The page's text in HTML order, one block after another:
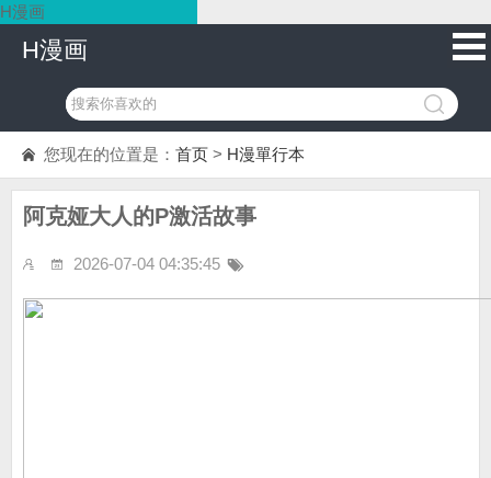
H漫画
H漫画
您现在的位置是： 首页 > H漫單行本
阿克娅大人的P激活故事
2026-07-04 04:35:45